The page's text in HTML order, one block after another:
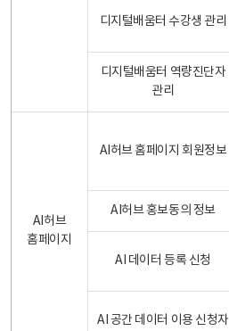
디지털배움터 수강생 관리
디지털배움터 역량진단자
관리
AI허브
홈페이지
AI허브 홈페이지 회원정보
AI허브 홍보동의 정보
AI 데이터 등록 신청
AI 공간 데이터 이용 신청자